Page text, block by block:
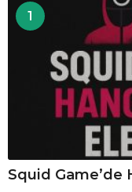
1
Squid Game’de